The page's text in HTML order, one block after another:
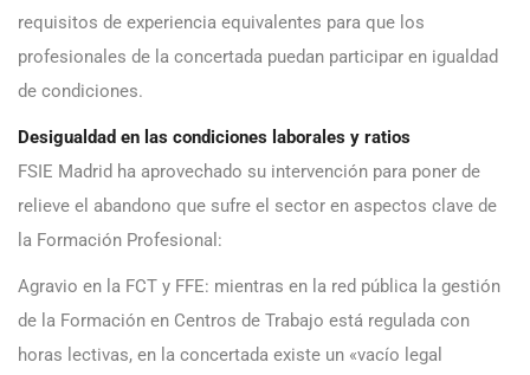
requisitos de experiencia equivalentes para que los
profesionales de la concertada puedan participar en igualdad
de condiciones.
Desigualdad en las condiciones laborales y ratios
FSIE Madrid ha aprovechado su intervención para poner de
relieve el abandono que sufre el sector en aspectos clave de
la Formación Profesional:
Agravio en la FCT y FFE: mientras en la red pública la gestión
de la Formación en Centros de Trabajo está regulada con
horas lectivas, en la concertada existe un «vacío legal